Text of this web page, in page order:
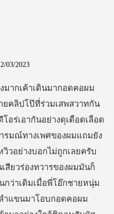
03/2023
รมณ์ทางเพศของผมแถมยัง
วอย่างบอกไม่ถูกเลยครับ
สียวร่องทวารของผมมันก็